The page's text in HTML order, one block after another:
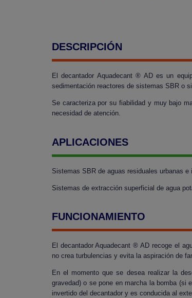
DESCRIPCIÓN
El decantador Aquadecant ® AD es un
sedimentación reactores de sistemas SBR o
Se caracteriza por su fiabilidad y muy bajo
necesidad de atención.
APLICACIONES
Sistemas SBR de aguas residuales urbanas e
Sistemas de extracción superficial de agua
FUNCIONAMIENTO
El decantador Aquadecant ® AD recoge el
no crea turbulencias y evita la aspiración de
En el momento que se desea realizar la
gravedad) o se pone en marcha la bomba (si
invertido del decantador y es conducida al